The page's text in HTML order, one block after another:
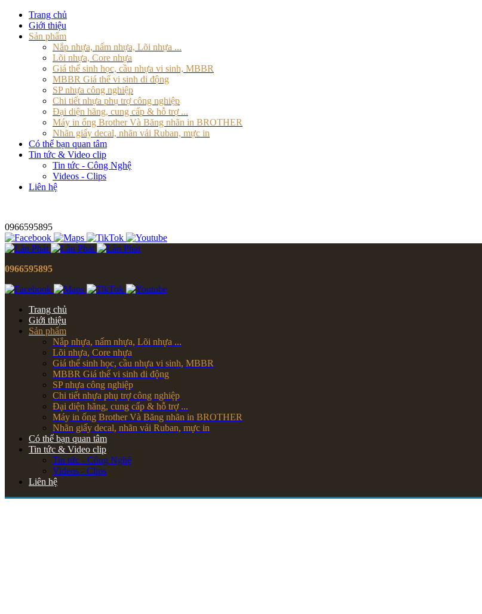
Trang chủ
Giới thiệu
Sản phẩm
Nắp nhựa, nấm nhựa, Lõi nhựa ...
Lõi nhựa, Core nhựa
Giá thể sinh học, cầu nhựa vi sinh, MBBR
MBBR Giá thể vi sinh di động
SP nhựa công nghiệp
Chi tiết nhựa phụ trợ công nghiệp
Đại diện hãng, cung cấp & hỗ trợ ...
Máy in ống Brother Và Băng nhãn in BROTHER
Nhãn giấy decal, nhãn vải Ruban, mực in
Có thể bạn quan tâm
Tin tức & Video clip
Tin tức - Công Nghệ
Videos - Clips
Liên hệ
0966595895
0966595895
Trang chủ
Giới thiệu
Sản phẩm
Nắp nhựa, nấm nhựa, Lõi nhựa ...
Lõi nhựa, Core nhựa
Giá thể sinh học, cầu nhựa vi sinh, MBBR
MBBR Giá thể vi sinh di động
SP nhựa công nghiệp
Chi tiết nhựa phụ trợ công nghiệp
Đại diện hãng, cung cấp & hỗ trợ ...
Máy in ống Brother Và Băng nhãn in BROTHER
Nhãn giấy decal, nhãn vải Ruban, mực in
Có thể bạn quan tâm
Tin tức & Video clip
Tin tức - Công Nghệ
Videos - Clips
Liên hệ